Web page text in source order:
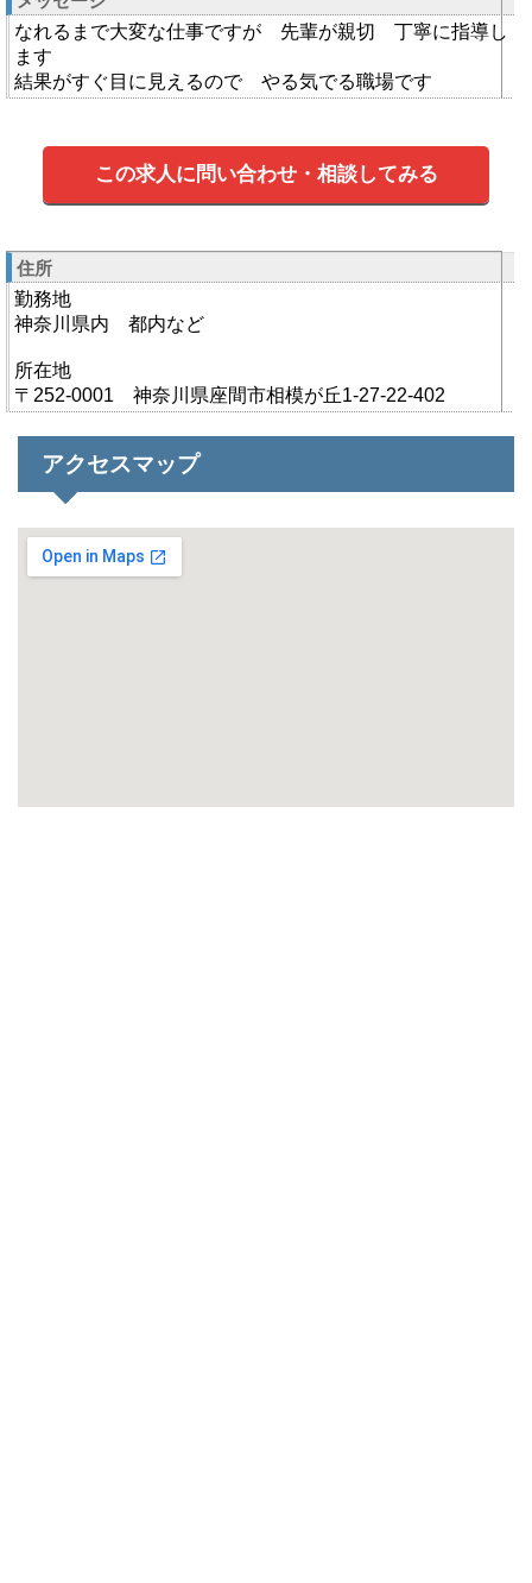
なれるまで大変な仕事ですが 先輩が親切 丁寧に指導し
ます
結果がすぐ目に見えるので やる気でる職場です
この求人に問い合わせ・相談してみる
住所
勤務地
神奈川県内 都内など
所在地
〒252-0001 神奈川県座間市相模が丘1-27-22-402
アクセスマップ